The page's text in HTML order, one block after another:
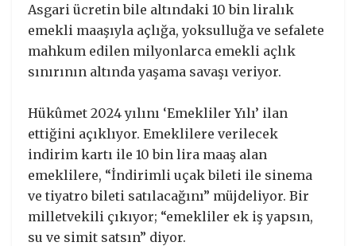
Asgari ücretin bile altındaki 10 bin liralık
emekli maaşıyla açlığa, yoksulluğa ve sefalete
mahkum edilen milyonlarca emekli açlık
sınırının altında yaşama savaşı veriyor.
Hükûmet 2024 yılını ‘Emekliler Yılı’ ilan
ettiğini açıklıyor. Emeklilere verilecek
indirim kartı ile 10 bin lira maaş alan
emeklilere, “İndirimli uçak bileti ile sinema
ve tiyatro bileti satılacağını” müjdeliyor. Bir
milletvekili çıkıyor; “emekliler ek iş yapsın,
su ve simit satsın” diyor.